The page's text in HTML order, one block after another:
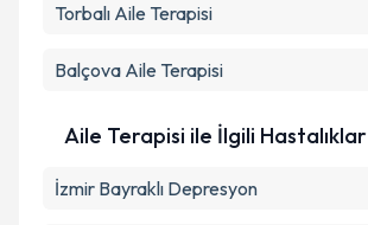
Torbalı Aile Terapisi
Balçova Aile Terapisi
Aile Terapisi ile İlgili Hastalıklar
İzmir Bayraklı Depresyon